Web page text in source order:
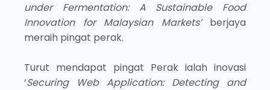
under Fermentation: A Sustainable Food
Innovation for Malaysian Markets’berjaya
meraih pingat perak.
Turut mendapat pingat Perak ialah inovasi
‘Securing Web Application: Detecting and